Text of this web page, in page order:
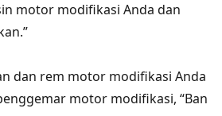
motor modifikasi Anda dan
dan rem motor modifikasi Anda
motor modifikasi, “Ban